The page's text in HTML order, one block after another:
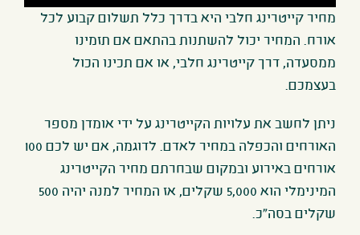
מחיר קייטרינג חלבי היא בדרך כלל תשלום קבוע לכל
אורח. המחיר יכול להשתנות בהתאם אם תזמינו
ממסעדה, דרך קייטרינג חלבי, או אם תכינו הכול
בעצמכם.
ניתן לחשב את עלויות הקייטרינג על ידי אומדן מספר
האורחים והכפלה במחיר לאדם. לדוגמה, אם יש לכם 100
אורחים באירוע ובמקום שבחרתם מחיר הקייטרינג
המינימלי הוא 5,000 שקלים, אז המחיר למנה יהיה 500
שקלים בסה"כ.